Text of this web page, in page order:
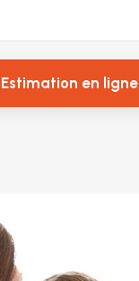
Estimation en ligne